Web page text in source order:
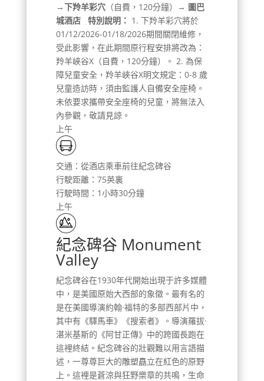
→下羚羊彩穴（自費，120分鐘）→ 圖巴
城酒店
特別說明： 1. 下羚羊彩穴將於
01/12/2026-01/18/2026期間關閉維修，
受此影響，在此期間原行程安排將改為：
羚羊峽谷X（自費，120分鐘）。 2. 為保
障兒童安全，羚羊峽谷X明文規定：0-8 歲
兒童造訪時，須由監護人自備安全座椅。
未依要求攜帶安全座椅的兒童，將無法入
內參觀，敬請見諒。
上午
交通：從酒店乘車前往紀念碑谷
行駛距離：75英裏
行駛時間：1小時30分鐘
上午
紀念碑谷 Monument
Valley
紀念碑谷在1930年代開始出現于許多媒體
中，是美國原始大西部的象徵。最有名的
是在美國導演約翰·福特的多部西部片中，
其中有《驛馬車》《搜索者》。導演羅拔·
湛米基斯的《阿甘正傳》中的跨國長跑在
這裡終結。紀念碑谷的壯觀難以用言語描
述，一尊尊巨大的雕塑矗立在紅色的原野
上。這裡是蒼涼與狂野樂章的共鳴，生命